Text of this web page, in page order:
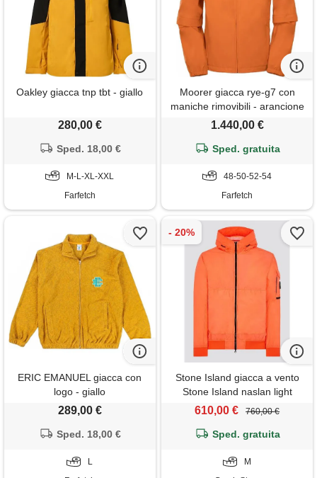
Oakley giacca tnp tbt - giallo
280,00 €
Sped. 18,00 €
M-L-XL-XXL
Farfetch
Moorer giacca rye-g7 con
maniche rimovibili - arancione
1.440,00 €
Sped. gratuita
48-50-52-54
Farfetch
ERIC EMANUEL giacca con
logo - giallo
289,00 €
Sped. 18,00 €
L
Stone Island giacca a vento
Stone Island naslan light
watro arancione
610,00 € 760,00 €
Sped. gratuita
M